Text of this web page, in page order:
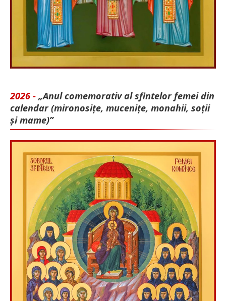
2026 - „Anul comemorativ al sfintelor femei din
calendar (mironosițe, mu­cenițe, monahii, soții
și mame)”